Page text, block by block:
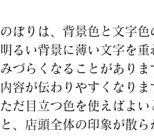
のぼりは、背景色と文字色
明るい背景に薄い文字を
みづらくなることがあり
内容が伝わりやすくなりま
ただ目立つ色を使えばよ
と、店頭全体の印象が散